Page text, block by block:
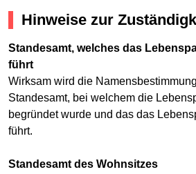
Hinweise zur
Standesamt, welches das
führt
Wirksam wird die
Standesamt, bei welchem die
begründet wurde und das das
führt.
Standesamt des Wohnsitzes